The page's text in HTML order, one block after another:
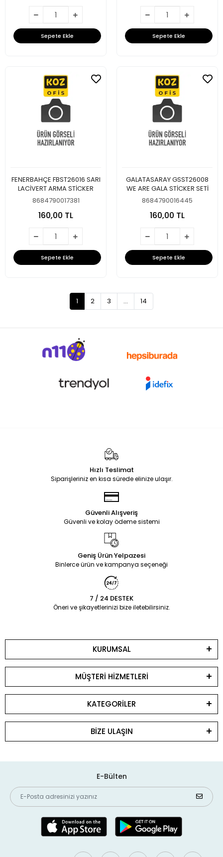
Sepete Ekle Sepete Ekle
FENERBAHÇE FBST26016 SARI
LACİVERT ARMA STİCKER
8684790017381
160,00 TL
Sepete Ekle
GALATASARAY GSST26008
WE ARE GALA STİCKER SETİ
8684790016445
160,00 TL
Sepete Ekle
1 2 3 ... 14
Hızlı Teslimat
Siparişleriniz en kısa sürede elinize ulaşır.
Güvenli Alışveriş
Güvenli ve kolay ödeme sistemi
Geniş Ürün Yelpazesi
Binlerce ürün ve kampanya seçeneği
7 / 24 DESTEK
Öneri ve şikayetlerinizi bize iletebilirsiniz.
KURUMSAL
MÜŞTERİ HİZMETLERİ
KATEGORİLER
BİZE ULAŞIN
E-Bülten